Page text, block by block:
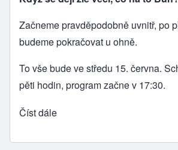
Začneme pravděpodobně uvnitř, po
budeme pokračovat u ohně.
To vše bude ve středu 15. června.
pěti hodin, program začne v 17:30.
Číst dále